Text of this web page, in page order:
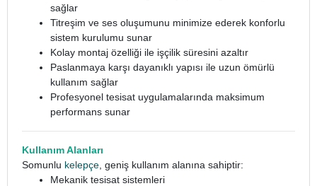
sağlar
Titreşim ve ses oluşumunu minimize ederek konforlu
sistem kurulumu sunar
Kolay montaj özelliği ile işçilik süresini azaltır
Paslanmaya karşı dayanıklı yapısı ile uzun ömürlü
kullanım sağlar
Profesyonel tesisat uygulamalarında maksimum
performans sunar
Kullanım Alanları
Somunlu kelepçe , geniş kullanım alanına sahiptir:
Mekanik tesisat sistemleri